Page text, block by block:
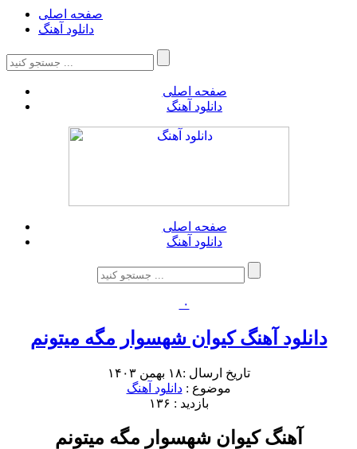
صفحه اصلی
دانلود آهنگ
صفحه اصلی
دانلود آهنگ
صفحه اصلی
دانلود آهنگ
۰
دانلود آهنگ کیوان شهسوار مگه میتونم
تاریخ ارسال :۱۸ بهمن ۱۴۰۳
موضوع :دانلود آهنگ
بازدید : ۱۳۶
آهنگ کیوان شهسوار مگه میتونم